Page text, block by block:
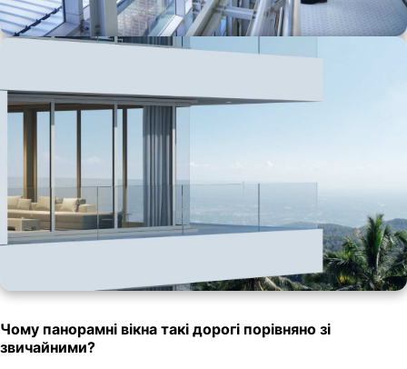
Чому панорамні вікна такі дорогі порівняно зі
звичайними?